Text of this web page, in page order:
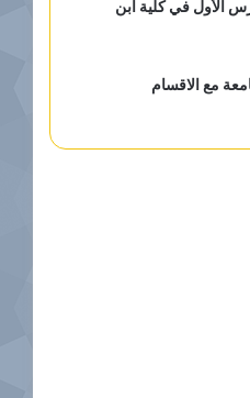
الأول في كلية ابن
مع الاقسام